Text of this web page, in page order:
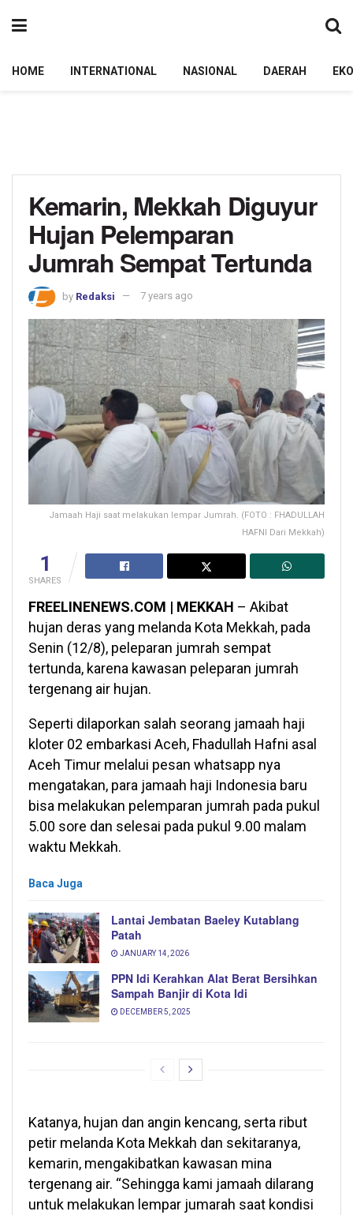
HOME INTERNATIONAL NASIONAL DAERAH
Kemarin, Mekkah Diguyur
Hujan Pelemparan
Jumrah Sempat Tertunda
by Redaksi 7 years ago
Jamaah Haji saat melakukan lempar Jumrah. (FOTO : FHADULLAH
HAFNI Dari Mekkah)
1
SHARES
FREELINENEWS.COM | MEKKAH – Akibat
hujan deras yang melanda Kota Mekkah, pada
Senin (12/8), peleparan jumrah sempat
tertunda, karena kawasan peleparan jumrah
tergenang air hujan.
Seperti dilaporkan salah seorang jamaah haji
kloter 02 embarkasi Aceh, Fhadullah Hafni asal
Aceh Timur melalui pesan whatsapp nya
mengatakan, para jamaah haji Indonesia baru
bisa melakukan pelemparan jumrah pada pukul
5.00 sore dan selesai pada pukul 9.00 malam
waktu Mekkah.
Baca Juga
Lantai Jembatan Baeley Kutablang
Patah
JANUARY 14, 2026
PPN Idi Kerahkan Alat Berat Bersihkan
Sampah Banjir di Kota Idi
DECEMBER 5, 2025
Katanya, hujan dan angin kencang, serta ribut
petir melanda Kota Mekkah dan sekitaranya,
kemarin, mengakibatkan kawasan mina
tergenang air. “Sehingga kami jamaah dilarang
untuk melakukan lempar jumarah saat kondisi